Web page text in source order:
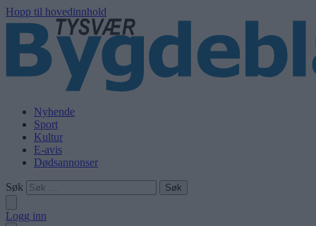
Hopp til hovedinnhold
Nyhende
Sport
Kultur
E-avis
Dødsannonser
Søk
Logg inn